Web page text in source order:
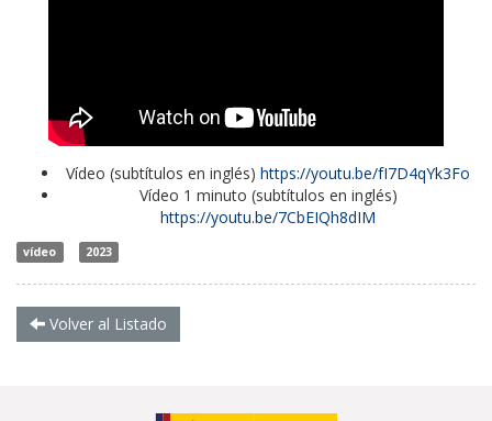
Vídeo (subtítulos en inglés) https://youtu.be/fI7D4qYk3Fo
Vídeo 1 minuto (subtítulos en inglés)
https://youtu.be/7CbEIQh8dIM
vídeo 2023
Volver al Listado